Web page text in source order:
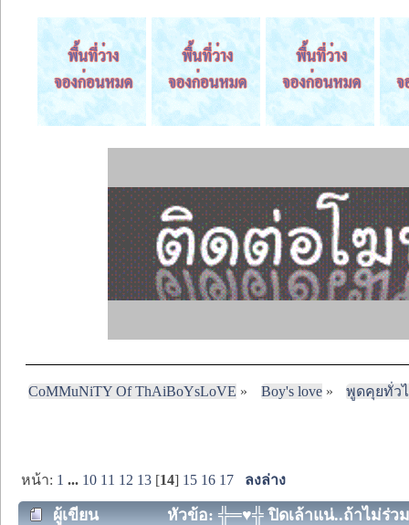
CoMMuNiTY Of ThAiBoYsLoVE » Boy's love» พูดคุยทั่ว
หน้า: 1 ... 10 11 12 13 [14] 15 16 17 ลงล่าง
ผู้เขียน หัวข้อ: ╬═♥╬ ปิดเล้าแน่..ถ้าไม่ร่ว